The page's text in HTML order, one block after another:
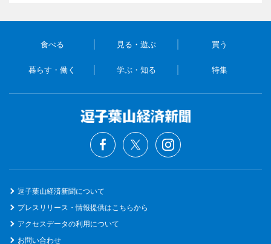
食べる 見る・遊ぶ 買う
暮らす・働く 学ぶ・知る 特集
逗子葉山経済新聞について
プレスリリース・情報提供はこちらから
アクセスデータの利用について
お問い合わせ